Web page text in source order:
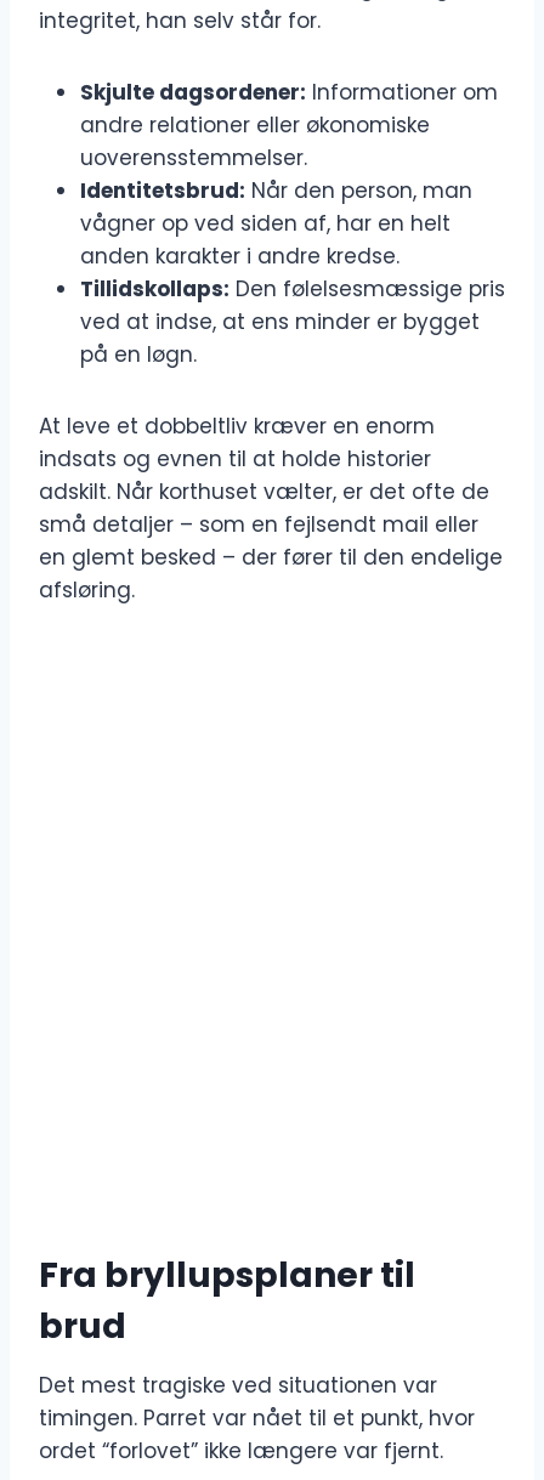
integritet, han selv står for.
Skjulte dagsordener: Informationer om
andre relationer eller økonomiske
uoverensstemmelser.
Identitetsbrud: Når den person, man
vågner op ved siden af, har en helt
anden karakter i andre kredse.
Tillidskollaps: Den følelsesmæssige pris
ved at indse, at ens minder er bygget
på en løgn.
At leve et dobbeltliv kræver en enorm
indsats og evnen til at holde historier
adskilt. Når korthuset vælter, er det ofte de
små detaljer – som en fejlsendt mail eller
en glemt besked – der fører til den endelige
afsløring.
Fra bryllupsplaner til
brud
Det mest tragiske ved situationen var
timingen. Parret var nået til et punkt, hvor
ordet “forlovet” ikke længere var fjernt.